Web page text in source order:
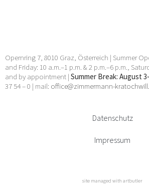
Opernring 7, 8010 Graz, Österreich | Summer
and Friday: 10 a.m.–1 p.m. & 2 p.m.–6 p.m.,
and by appointment | Summer Break: August
37 54 – 0 | mail: office@zimmermann-
Datenschutz
Impressum
site managed with artbutler